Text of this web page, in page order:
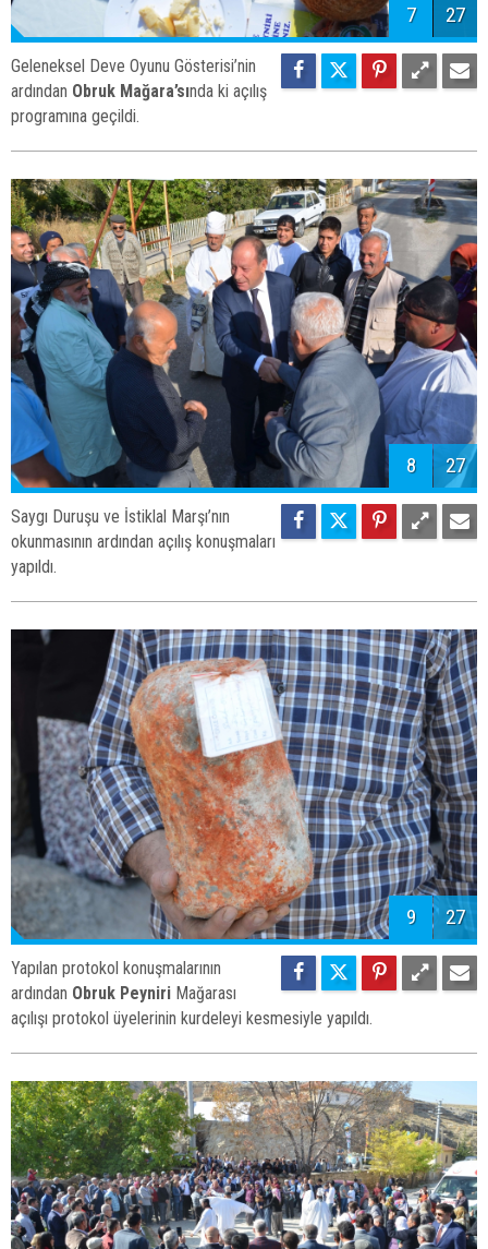
7 27
Geleneksel Deve Oyunu Gösterisi’nin
ardından Obruk Mağara’sında ki açılış
programına geçildi.
8 27
Saygı Duruşu ve İstiklal Marşı’nın
okunmasının ardından açılış konuşmaları
yapıldı.
9 27
Yapılan protokol konuşmalarının
ardından Obruk Peyniri Mağarası
açılışı protokol üyelerinin kurdeleyi kesmesiyle yapıldı.